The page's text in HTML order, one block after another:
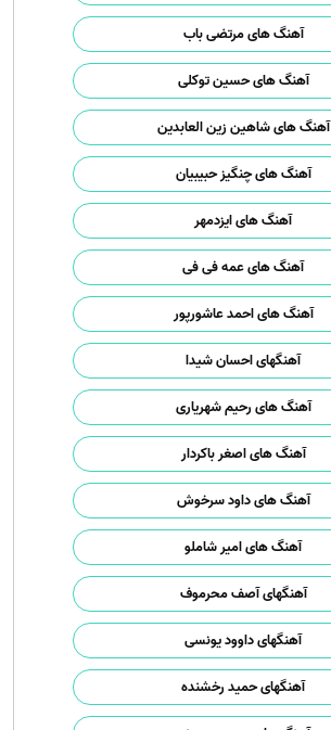
آهنگ های مرتضی باب
آهنگ های حسین توکلی
آهنگ های شاهین زین العابدین
آهنگ های چنگیز حبیبیان
آهنگ های ایزدمهر
آهنگ های عمه فی فی
آهنگ های احمد عاشورپور
آهنگهای احسان شیدا
آهنگ های رحیم شهریاری
آهنگ های اصغر باکردار
آهنگ های داود سرخوش
آهنگ های امیر شاملو
آهنگهای آصف محرموف
آهنگهای داوود یونسی
آهنگهای حمید رخشنده